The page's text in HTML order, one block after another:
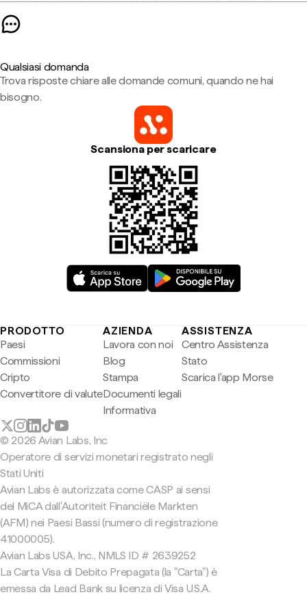
Qualsiasi domanda
Trova risposte chiare alle domande comuni, quando ne hai
bisogno.
Scansiona per scaricare
PRODOTTO
Paesi
Commissioni
Cripto
Convertitore di valute
AZIENDA
Lavora con noi
Blog
Stampa
Documenti legali
Informativa
ASSISTENZA
Centro Assistenza
Stato
Scarica l'app Morse
© 2026 Avian Labs, Inc
Operatore di servizi monetari registrato negli
Stati Uniti
Avian Labs è autorizzata come CASP ai sensi
del MiCA dall'Autoriteit Financiële Markten
(AFM) nei Paesi Bassi (numero di registrazione
41000005).
Avian Labs USA, Inc., NMLS ID # 2639252
La Carta Visa di Debito Prepagata (la "Carta") è
emessa da Lead Bank su licenza di Visa U.S.A.